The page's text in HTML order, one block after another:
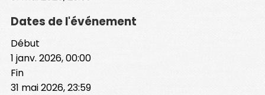
Dates de l'événement
Début
1 janv. 2026, 00:00
Fin
31 mai 2026, 23:59